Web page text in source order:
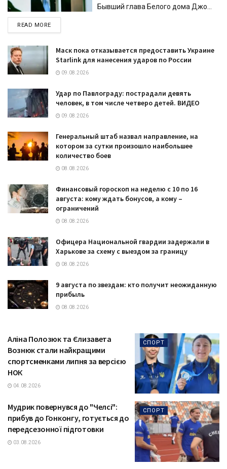
Бывший глава Белого дома Джо...
READ MOREDETAILS
Маск пока отказывается предоставить Украине
Starlink для нанесения ударов по России
09.08.2026
Удар по Павлограду: пострадали девять
человек, в том числе четверо детей. ВИДЕО
09.08.2026
Генеральный штаб назвал направление, на
котором за сутки произошло наибольшее
количество боев
08.08.2026
Финансовый гороскоп на неделю с 10 по 16
августа: кому ждать бонусов, а кому –
ограничений
08.08.2026
Офицера Национальной гвардии задержали в
Харькове за схему с выездом за границу
08.08.2026
9 августа по звездам: кто получит неожиданную
прибыль
08.08.2026
СПОРТ
Аліна Полозюк та Єлизавета
Вознюк стали найкращими
спортсменками липня за версією
НОК
04.08.2026
СПОРТ
Мудрик повернувся до "Челсі":
прибув до Гонконгу, готується до
передсезонної підготовки
03.08.2026